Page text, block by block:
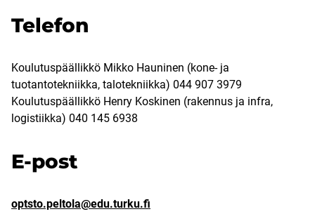
Telefon
Koulutuspäällikkö Mikko Hauninen (kone- ja
tuotantotekniikka, talotekniikka) 044 907 3979
Koulutuspäällikkö Henry Koskinen (rakennus ja infra,
logistiikka) 040 145 6938
E-post
optsto.peltola@edu.turku.fi